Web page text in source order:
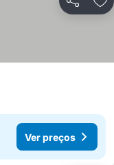
Partilhar
Ver preços